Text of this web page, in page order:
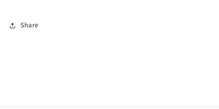
Share